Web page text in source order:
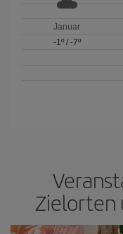
Januar
-1º/ -7º
Zielorten